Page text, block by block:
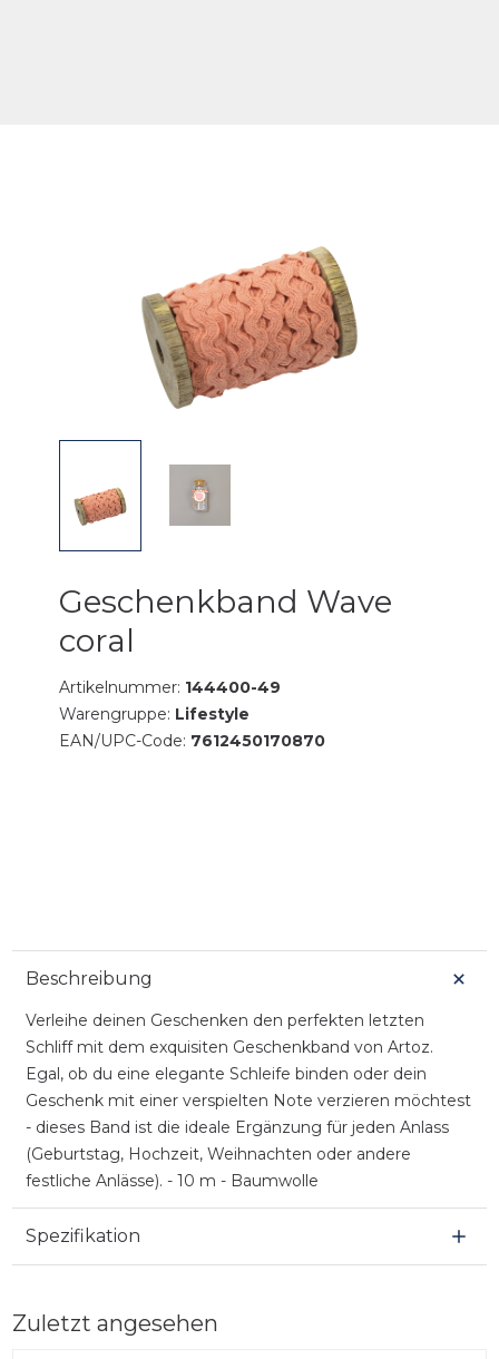
Geschenkband Wave
coral
Artikelnummer: 144400-49
Warengruppe: Lifestyle
EAN/UPC-Code: 7612450170870
Beschreibung
Verleihe deinen Geschenken den perfekten letzten
Schliff mit dem exquisiten Geschenkband von Artoz.
Egal, ob du eine elegante Schleife binden oder dein
Geschenk mit einer verspielten Note verzieren möchtest
- dieses Band ist die ideale Ergänzung für jeden Anlass
(Geburtstag, Hochzeit, Weihnachten oder andere
festliche Anlässe). - 10 m - Baumwolle
Spezifikation
Zuletzt angesehen